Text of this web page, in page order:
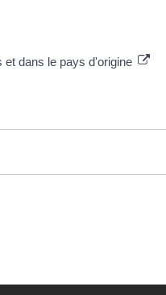
et dans le pays d'origine